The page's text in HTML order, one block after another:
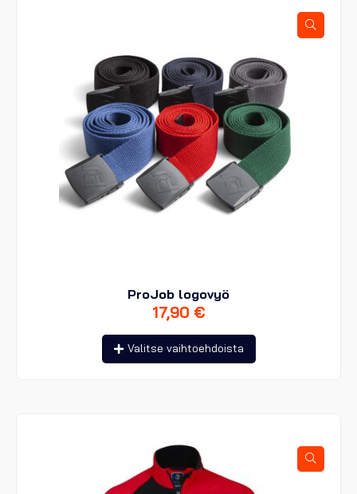
ProJob logovyö
17,90 €
Valitse vaihtoehdoista
Tällä
tuotteella
tuotteen